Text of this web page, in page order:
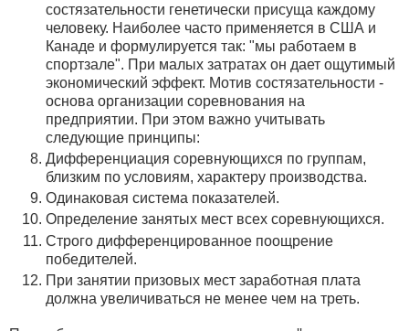
состязательности генетически присуща каждому
человеку. Наиболее часто применяется в США и
Канаде и формулируется так: "мы работаем в
спортзале". При малых затратах он дает ощутимый
экономический эффект. Мотив состязательности -
основа организации соревнования на
предприятии. При этом важно учитывать
следующие принципы:
Дифференциация соревнующихся по группам,
близким по условиям, характеру производства.
Одинаковая система показателей.
Определение занятых мест всех соревнующихся.
Строго дифференцированное поощрение
победителей.
При занятии призовых мест заработная плата
должна увеличиваться не менее чем на треть.